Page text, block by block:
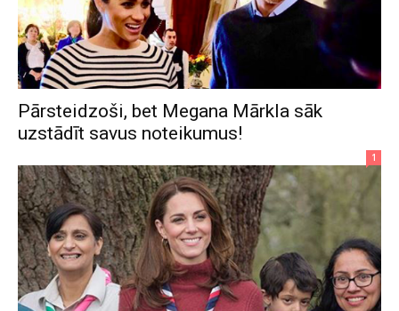
Pārsteidzoši, bet Megana Mārkla sāk
uzstādīt savus noteikumus!
1